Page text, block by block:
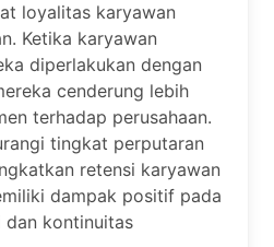
loyalitas karyawan
Ketika karyawan
diperlakukan dengan
cenderung lebih
terhadap perusahaan.
tingkat perputaran
retensi karyawan
dampak positif pada
dan kontinuitas